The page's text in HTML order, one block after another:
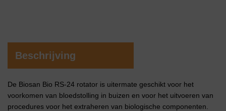
Beschrijving
De Biosan Bio RS-24 rotator is uitermate geschikt voor het
voorkomen van bloedstolling in buizen en voor het uitvoeren van
procedures voor het extraheren van biologische componenten.